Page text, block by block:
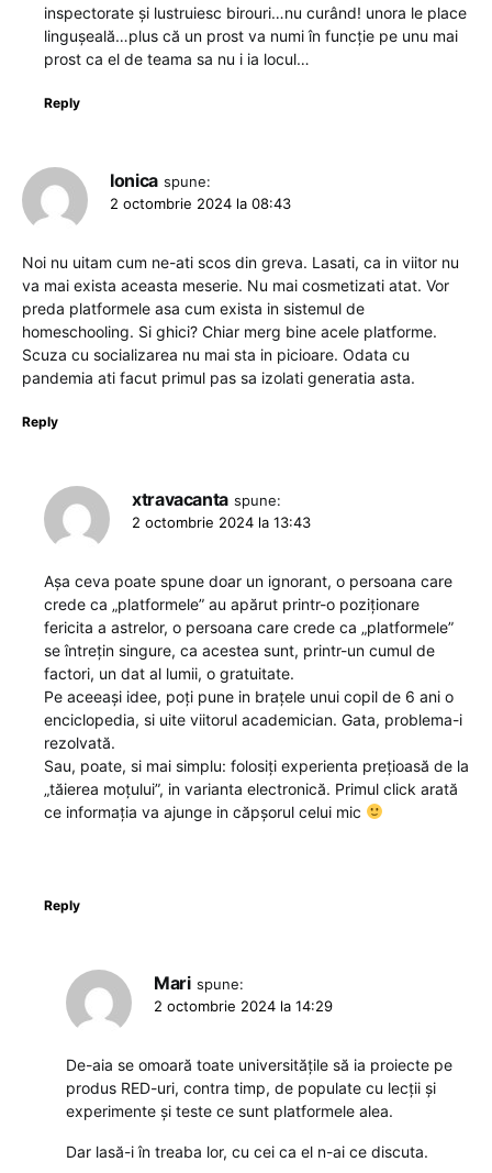
inspectorate și lustruiesc birouri…nu curând! unora le place
lingușeală…plus că un prost va numi în funcție pe unu mai
prost ca el de teama sa nu i ia locul…
Reply
Ionica spune:
2 octombrie 2024 la 08:43
Noi nu uitam cum ne-ati scos din greva. Lasati, ca in viitor nu
va mai exista aceasta meserie. Nu mai cosmetizati atat. Vor
preda platformele asa cum exista in sistemul de
homeschooling. Si ghici? Chiar merg bine acele platforme.
Scuza cu socializarea nu mai sta in picioare. Odata cu
pandemia ati facut primul pas sa izolati generatia asta.
Reply
xtravacanta spune:
2 octombrie 2024 la 13:43
Așa ceva poate spune doar un ignorant, o persoana care
crede ca „platformele” au apărut printr-o poziționare
fericita a astrelor, o persoana care crede ca „platformele”
se întrețin singure, ca acestea sunt, printr-un cumul de
factori, un dat al lumii, o gratuitate.
Pe aceeași idee, poți pune in brațele unui copil de 6 ani o
enciclopedia, si uite viitorul academician. Gata, problema-i
rezolvată.
Sau, poate, si mai simplu: folosiți experienta prețioasă de la
„tăierea moțului”, in varianta electronică. Primul click arată
ce informația va ajunge in căpșorul celui mic
Reply
Mari spune:
2 octombrie 2024 la 14:29
De-aia se omoară toate universitățile să ia proiecte pe
produs RED-uri, contra timp, de populate cu lecții și
experimente și teste ce sunt platformele alea.
Dar lasă-i în treaba lor, cu cei ca el n-ai ce discuta.